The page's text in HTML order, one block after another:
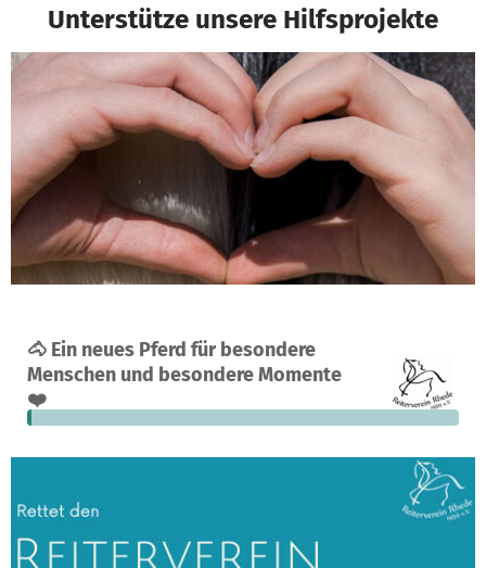
Unterstütze unsere Hilfsprojekte
🐴 Ein neues Pferd für besondere
Menschen und besondere Momente
❤️
Ein Projekt in Rhede, Deutschland
3 1 % 14.770 €
fehlen noch